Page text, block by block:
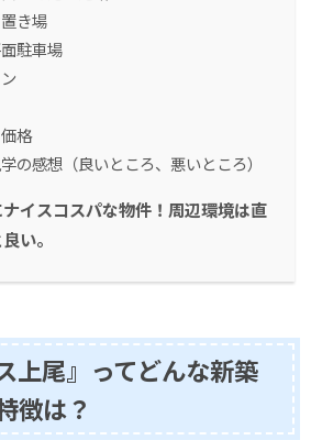
き場
駐車場
格
の感想（良いところ、悪いところ）
イスコスパな物件！周辺環境は直
い。
上尾』ってどんな新築
徴は？